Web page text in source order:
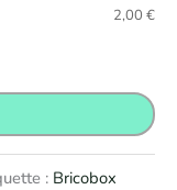
2,00 €
: Bricobox